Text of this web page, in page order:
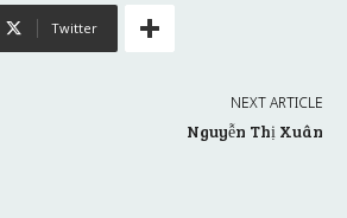
Twitter
NEXT ARTICLE
Nguyễn Thị Xuân